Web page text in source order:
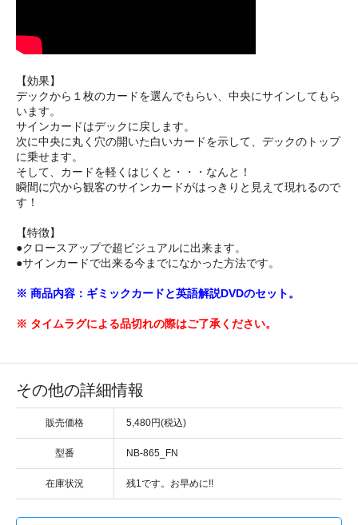
【効果】
デックから１枚のカードを選んでもらい、中央にサインしてもら
います。
サインカードはデックに戻します。
次に中央に丸く穴の開いた白いカードを示して、デックのトップ
に乗せます。
そして、カードを軽くはじくと・・・なんと！
瞬間に穴から観客のサインカードがはっきりと見えて現れるので
す！
【特徴】
●クロースアップで超ビジュアルに出来ます。
●サインカードで出来る今までになかった方法です。
※ 商品内容：ギミックカードと英語解説DVDのセット。
※ タイムラグによる品切れの際はご了承ください。
その他の詳細情報
販売価格 5,480円(税込)
型番 NB-865_FN
在庫状況 残1です。お早めに!!